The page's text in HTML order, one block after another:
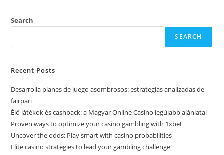
Search
SEARCH
Recent Posts
Desarrolla planes de juego asombrosos: estrategias analizadas de
fairpari
Élő játékok és cashback: a Magyar Online Casino legújabb ajánlatai
Proven ways to optimize your casino gambling with 1xbet
Uncover the odds: Play smart with casino probabilities
Elite casino strategies to lead your gambling challenge